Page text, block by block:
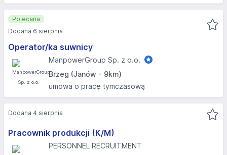
Operator/ka suwnicy
ManpowerGroup Sp. z o.o.
Brzeg (Janów - 9km)
umowa o pracę tymczasową
Polecana
Dodana 6 sierpnia
Pracownik produkcji (K/M)
PERSONNEL RECRUITMENT
Dodana 4 sierpnia